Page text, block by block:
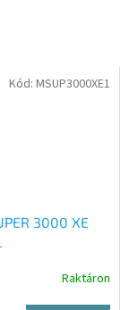
3000 XE
Raktáron
Kód:MSUP3000XE1